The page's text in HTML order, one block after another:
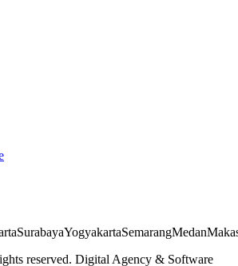
SurabayaYogyakartaSemarangMedan
reserved. Digital Agency & Software